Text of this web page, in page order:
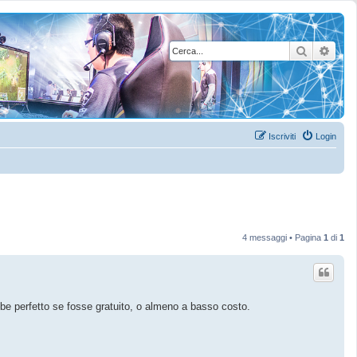
Cerca
Login
Iscriviti
4 messaggi • Pagina 1 di 1
perfetto se fosse gratuito, o almeno a basso costo.